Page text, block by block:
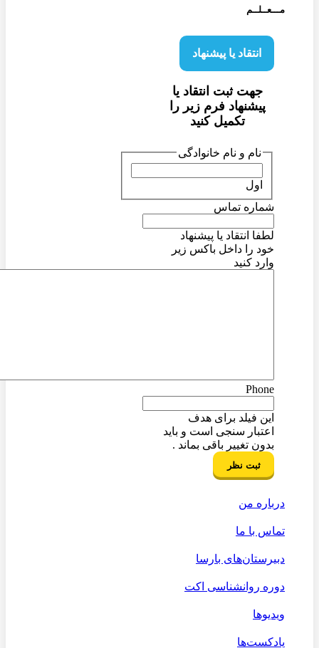
مـــعــلــم
انتقاد یا پیشنهاد
جهت ثبت انتقاد یا
پیشنهاد فرم زیر را
تکمیل کنید
نام و نام خانوادگی
شماره تماس
لطفا انتقاد یا پیشنهاد
خود را داخل باکس زیر
وارد کنید
Phone
این فیلد برای هدف
اعتبار سنجی است و باید
بدون تغییر باقی بماند .
درباره من
تماس با ما
دبیرستان‌های بارسا
دوره روانشناسی اکت
ویدیوها
پادکست‌ها